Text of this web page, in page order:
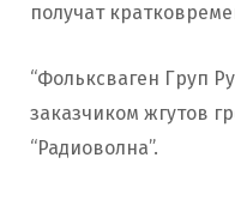
получат
“Фольксваген Груп
заказчиком жгутов
“Радиоволна”.